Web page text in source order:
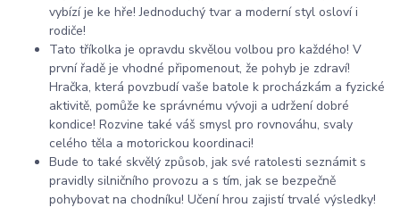
vybízí je ke hře! Jednoduchý tvar a moderní styl osloví i
rodiče!
Tato tříkolka je opravdu skvělou volbou pro každého! V
první řadě je vhodné připomenout, že pohyb je zdraví!
Hračka, která povzbudí vaše batole k procházkám a fyzické
aktivitě, pomůže ke správnému vývoji a udržení dobré
kondice! Rozvine také váš smysl pro rovnováhu, svaly
celého těla a motorickou koordinaci!
Bude to také skvělý způsob, jak své ratolesti seznámit s
pravidly silničního provozu a s tím, jak se bezpečně
pohybovat na chodníku! Učení hrou zajistí trvalé výsledky!